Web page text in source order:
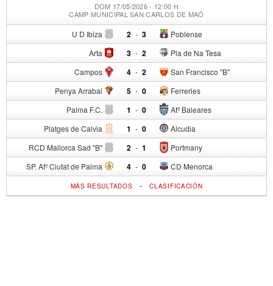
DOM 17/05/2026 - 12:00 H
CAMP MUNICIPAL SAN CARLOS DE MAÓ
U D Ibiza 2 - Poblense
3
Arta 3 - Pla de Na Tesa
2
Campos 4 - San Francisco "B"
2
Penya Arrabal 5 - Ferreries
0
Palma F.C. 1 - Atº Baleares
0
Platges de Calvia 1 - Alcudia
0
RCD Mallorca Sad "B" 2 - Portmany
1
SP. Atº Ciutat de Palma 4 - CD Menorca
0
MÁS RESULTADOS -CLASIFICACIÓN